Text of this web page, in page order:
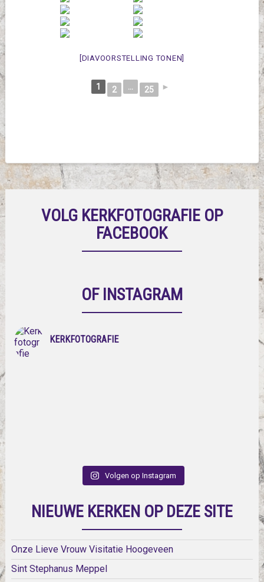
[DIAVOORSTELLING TONEN]
1 2 ... 25 ►
VOLG KERKFOTOGRAFIE OP
FACEBOOK
OF INSTAGRAM
KERKFOTOGRAFIE
Volgen op Instagram
NIEUWE KERKEN OP DEZE SITE
Onze Lieve Vrouw Visitatie Hoogeveen
Sint Stephanus Meppel